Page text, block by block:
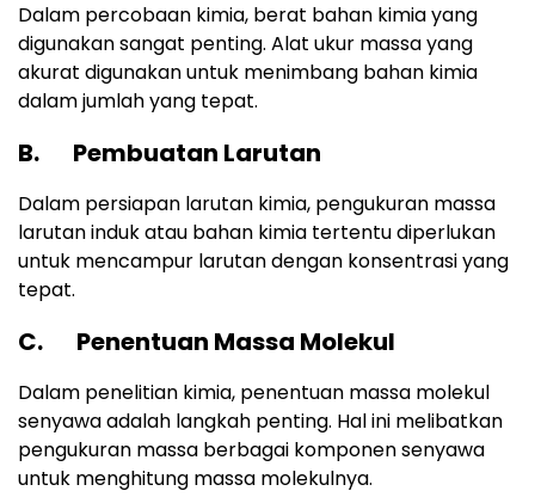
Dalam percobaan kimia, berat bahan kimia yang
digunakan sangat penting. Alat ukur massa yang
akurat digunakan untuk menimbang bahan kimia
dalam jumlah yang tepat.
B. Pembuatan Larutan
Dalam persiapan larutan kimia, pengukuran massa
larutan induk atau bahan kimia tertentu diperlukan
untuk mencampur larutan dengan konsentrasi yang
tepat.
C. Penentuan Massa Molekul
Dalam penelitian kimia, penentuan massa molekul
senyawa adalah langkah penting. Hal ini melibatkan
pengukuran massa berbagai komponen senyawa
untuk menghitung massa molekulnya.